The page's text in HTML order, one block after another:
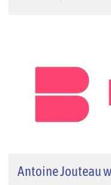
Antoine Jouteau